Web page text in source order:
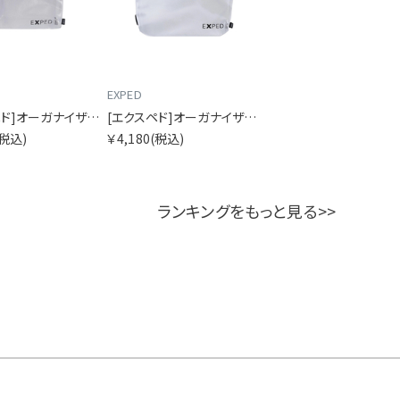
[エクスペド]オーガナイザービスタ A6
込)
EXPED
[エクスペド]オーガナイザービスタ A5
￥4,180(税込)
ランキングをもっと見る>>